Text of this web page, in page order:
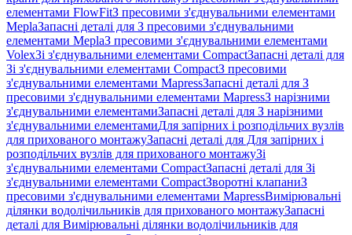
елементами FlowFitЗ пресовими з'єднувальними елементами
MeplaЗапасні деталі для З пресовими з'єднувальними
елементами MeplaЗ пресовими з'єднувальними елементами
VolexЗі з'єднувальними елементами CompactЗапасні деталі для
Зі з'єднувальними елементами CompactЗ пресовими
з'єднувальними елементами MapressЗапасні деталі для З
пресовими з'єднувальними елементами MapressЗ нарізними
з'єднувальними елементамиЗапасні деталі для З нарізними
з'єднувальними елементамиДля запірних і розподільчих вузлів
для прихованого монтажуЗапасні деталі для Для запірних і
розподільчих вузлів для прихованого монтажуЗі
з'єднувальними елементами CompactЗапасні деталі для Зі
з'єднувальними елементами CompactЗворотні клапаниЗ
пресовими з'єднувальними елементами MapressВимірювальні
ділянки водолічильників для прихованого монтажуЗапасні
деталі для Вимірювальні ділянки водолічильників для